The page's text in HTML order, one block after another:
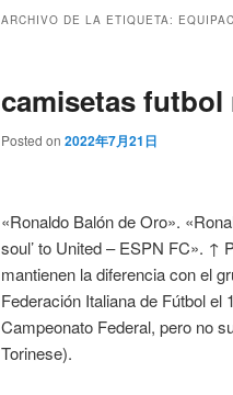
ARCHIVO DE LA ETIQUETA:
camisetas futbol
Posted on 2022年7月21日
«Ronaldo Balón de Oro».
soul’ to United – ESPN FC». ↑
mantienen la diferencia con el
Federación Italiana de Fútbol
Campeonato Federal, pero no
Torinese).